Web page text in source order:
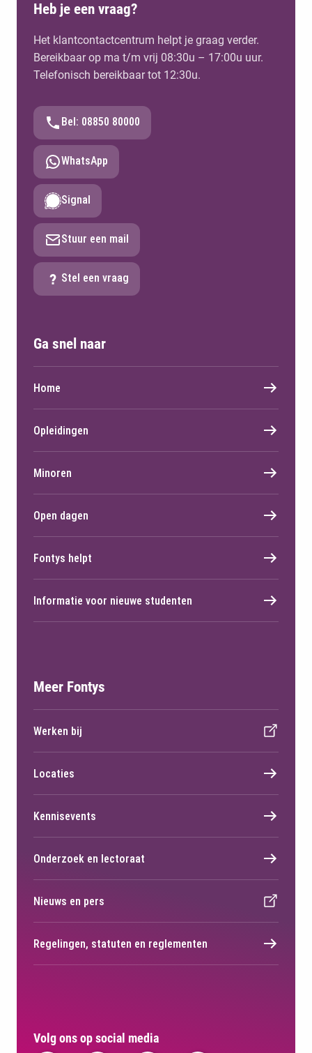
Heb je een vraag?
Het klantcontactcentrum helpt je graag verder.
Bereikbaar op ma t/m vrij 08:30u – 17:00u uur.
Telefonisch bereikbaar tot 12:30u.
Bel: 08850 80000
WhatsApp
Signal
Stuur een mail
Stel een vraag
Volg ons op social media
Ga snel naar
Home
Opleidingen
Minoren
Open dagen
Fontys helpt
Informatie voor nieuwe studenten
Meer Fontys
Werken bij
Locaties
Kennisevents
Onderzoek en lectoraat
Nieuws en pers
Regelingen, statuten en reglementen